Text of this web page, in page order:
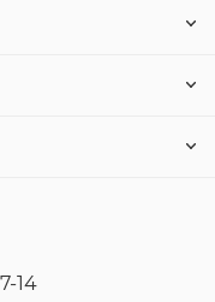
14